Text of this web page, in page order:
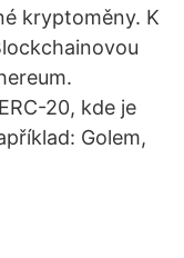
kryptoměny. K
20, kde je
Golem,